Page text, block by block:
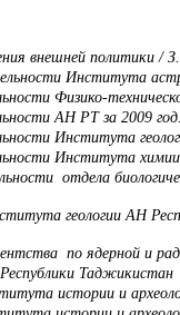
внешней политики /
Института
Физико-
АН РТ за 2009
Института
Института
отдела
геологии АН
по ядерной и
Таджикистан
истории и